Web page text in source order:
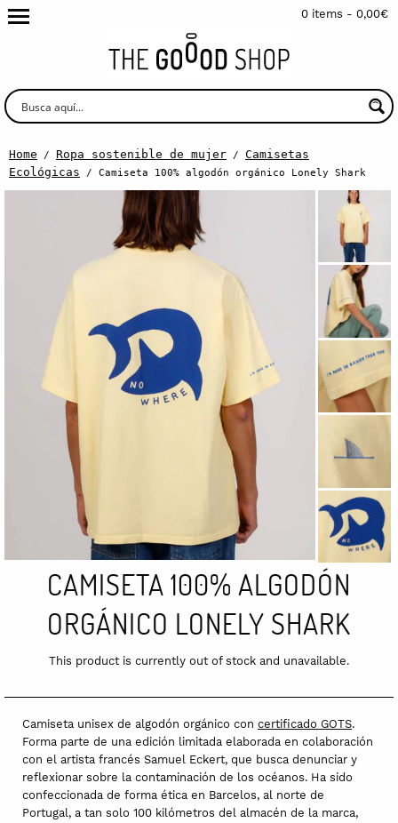
0 items - 0,00€
Home / Ropa sostenible de mujer / Camisetas
Ecológicas / Camiseta 100% algodón orgánico Lonely Shark
CAMISETA 100% ALGODÓN
ORGÁNICO LONELY SHARK
This product is currently out of stock and unavailable.
Camiseta unisex de algodón orgánico con certificado GOTS.
Forma parte de una edición limitada elaborada en colaboración
con el artista francés Samuel Eckert, que busca denunciar y
reflexionar sobre la contaminación de los océanos. Ha sido
confeccionada de forma ética en Barcelos, al norte de
Portugal, a tan solo 100 kilómetros del almacén de la marca,